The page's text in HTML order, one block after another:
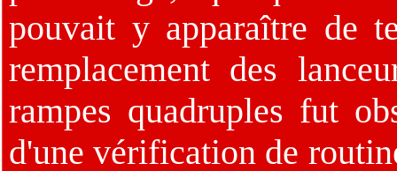
pouvait y apparaître de
remplacement des
rampes quadruples fut
d'une vérification de